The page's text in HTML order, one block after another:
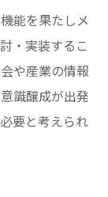
能を果たしメ
・実装するこ
や産業の情報
識醸成が出発
要と考えられ